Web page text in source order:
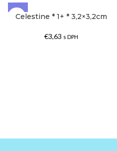
SOLD OUT
Celestine * 1+ * 3,2×3,2cm
€3,63 s DPH